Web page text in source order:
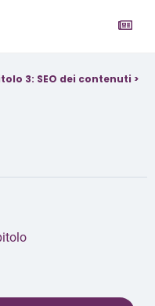
3: SEO dei contenuti >